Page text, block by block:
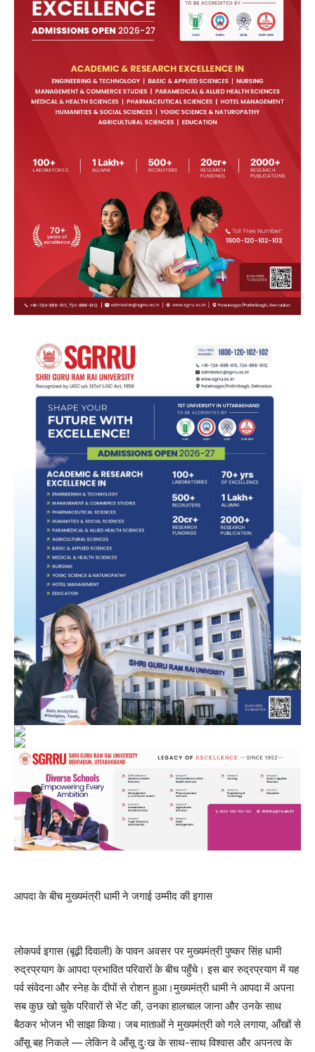
आपदा के बीच मुख्यमंत्री धामी ने जगाई उम्मीद की इगास
लोकपर्व इगास (बूढ़ी दिवाली) के पावन अवसर पर मुख्यमंत्री पुष्कर सिंह धामी
रुद्रप्रयाग के आपदा प्रभावित परिवारों के बीच पहुँचे। इस बार रुद्रप्रयाग में यह
पर्व संवेदना और स्नेह के दीपों से रोशन हुआ।मुख्यमंत्री धामी ने आपदा में अपना
सब कुछ खो चुके परिवारों से भेंट की, उनका हालचाल जाना और उनके साथ
बैठकर भोजन भी साझा किया। जब माताओं ने मुख्यमंत्री को गले लगाया, आँखों से
आँसू बह निकले — लेकिन वे आँसू दुःख के साथ-साथ विश्वास और अपनत्व के